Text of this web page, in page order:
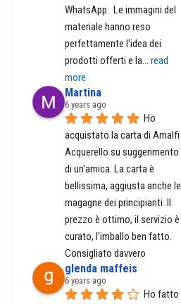
WhatsApp.  Le immagini del
materiale hanno reso
perfettamente l'idea dei
prodotti offerti e la... read
more
Martina
6 years ago
Ho
acquistato la carta di Amalfi
Acquerello su suggerimento
di un'amica. La carta è
bellissima, aggiusta anche le
magagne dei principianti. Il
prezzo è ottimo, il servizio è
curato, l'imballo ben fatto.
Consigliato davvero
glenda maffeis
6 years ago
Ho fatto